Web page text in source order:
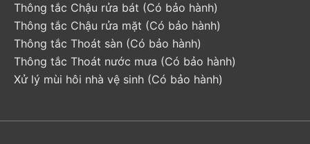
Thông tắc Chậu rửa bát (Có bảo hành)
Thông tắc Chậu rửa mặt (Có bảo hành)
Thông tắc Thoát sàn (Có bảo hành)
Thông tắc Thoát nước mưa (Có bảo hành)
Xử lý mùi hôi nhà vệ sinh (Có bảo hành)